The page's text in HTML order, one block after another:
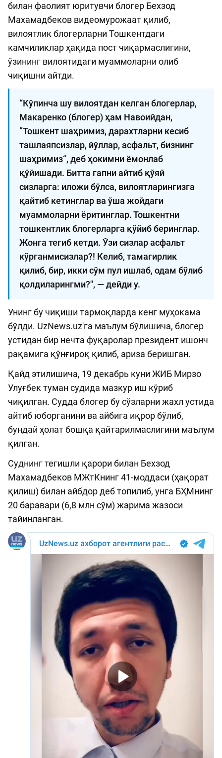
билан фаолият юритувчи блогер Бехзод
Махамадбеков видеомурожаат қилиб,
вилоятлик блогерларни Тошкентдаги
камчиликлар ҳақида пост чиқармаслигини,
ўзининг вилоятидаги муаммоларни олиб
чиқишни айтди.
“Кўпинча шу вилоятдан келган блогерлар,
Макаренко (блогер) ҳам Навоийдан,
”Тошкент шаҳримиз, дарахтларни кесиб
ташлаяпсизлар, йўллар, асфальт, бизнинг
шаҳримиз“, деб ҳокимни ёмонлаб
қўйишади. Битта гапни айтиб қўяй
сизларга: иложи бўлса, вилоятларингизга
қайтиб кетинглар ва ўша жойдаги
муаммоларни ёритинглар. Тошкентни
тошкентлик блогерларга қўйиб беринглар.
Жонга тегиб кетди. Ўзи сизлар асфальт
кўрганмисизлар?! Келиб, тамагирлик
қилиб, бир, икки сўм пул ишлаб, одам бўлиб
қолдиларингми?", — дейди у.
Унинг бу чиқиши тармоқларда кенг муҳокама
бўлди. UzNews.uz'га маълум бўлишича, блогер
устидан бир нечта фуқаролар президент ишонч
рақамига қўнғироқ қилиб, ариза беришган.
Қайд этилишича, 19 декабрь куни ЖИБ Мирзо
Улуғбек туман судида мазкур иш кўриб
чиқилган. Судда блогер бу сўзларни жахл устида
айтиб юборганини ва айбига иқрор бўлиб,
бундай ҳолат бошқа қайтарилмаслигини маълум
қилган.
Суднинг тегишли қарори билан Бехзод
Махамадбеков МЖтКнинг 41-моддаси (ҳақорат
қилиш) билан айбдор деб топилиб, унга БҲМнинг
20 баравари (6,8 млн сўм) жарима жазоси
тайинланган.